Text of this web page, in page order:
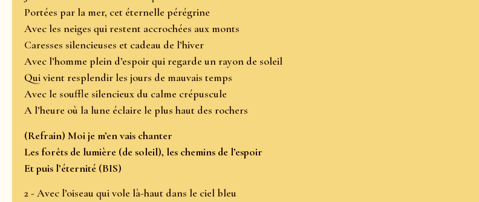
Portées par la mer, cet éternelle pérégrine
Avec les neiges qui restent accrochées aux monts
Caresses silencieuses et cadeau de l’hiver
Avec l’homme plein d’espoir qui regarde un rayon de soleil
Qui vient resplendir les jours de mauvais temps
Avec le souffle silencieux du calme crépuscule
A l’heure où la lune éclaire le plus haut des rochers
(Refrain) Moi je m’en vais chanter
Les forêts de lumière (de soleil), les chemins de l’espoir
Et puis l’éternité (BIS)
2 - Avec l’oiseau qui vole là-haut dans le ciel bleu